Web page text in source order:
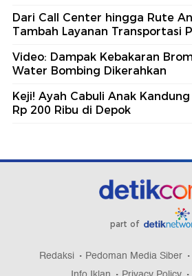
Dari Call Center hingga Rute
Tambah Layanan Transportasi
Video: Dampak Kebakaran
Water Bombing Dikerahkan
Keji! Ayah Cabuli Anak
Rp 200 Ribu di Depok
part of
Redaksi Pedoman Media Siber